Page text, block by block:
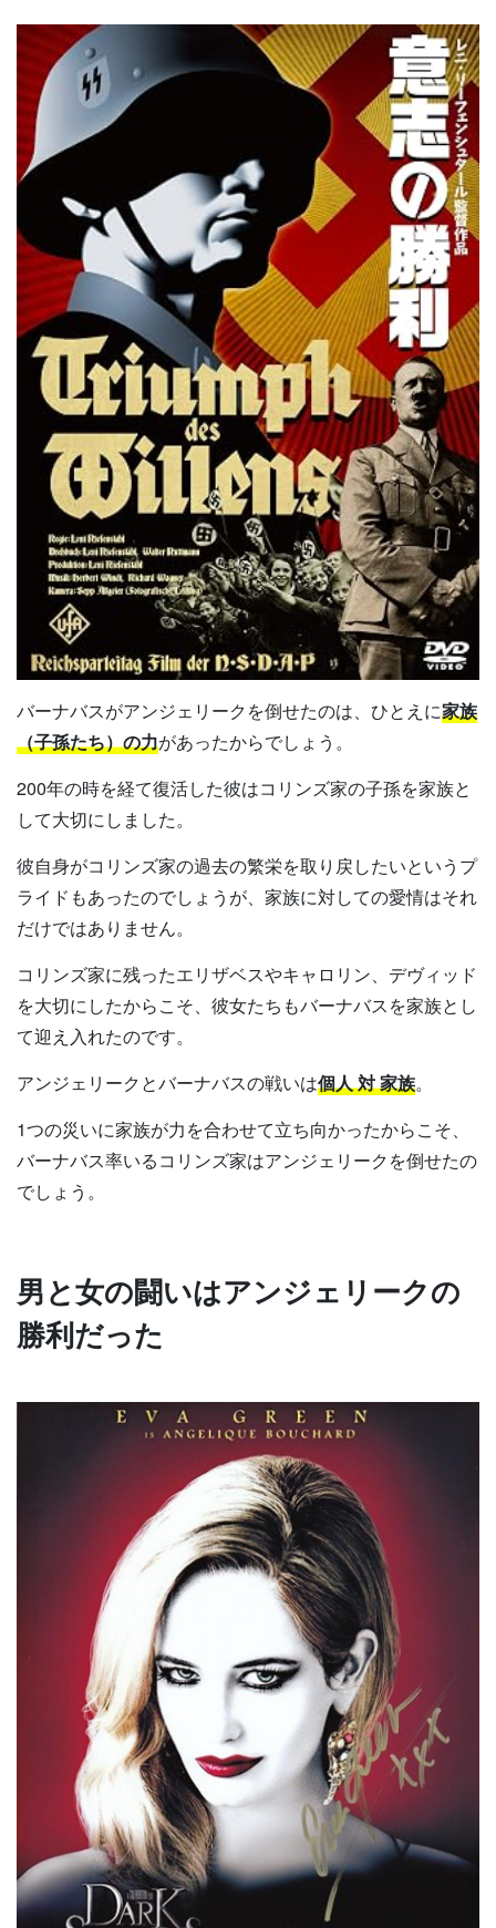
バーナバスがアンジェリークを倒せたのは、ひとえに家族
（子孫たち）の力があったからでしょう。
200年の時を経て復活した彼はコリンズ家の子孫を家族と
して大切にしました。
彼自身がコリンズ家の過去の繁栄を取り戻したいというプ
ライドもあったのでしょうが、家族に対しての愛情はそれ
だけではありません。
コリンズ家に残ったエリザベスやキャロリン、デヴィッド
を大切にしたからこそ、彼女たちもバーナバスを家族とし
て迎え入れたのです。
アンジェリークとバーナバスの戦いは個人 対 家族。
1つの災いに家族が力を合わせて立ち向かったからこそ、
バーナバス率いるコリンズ家はアンジェリークを倒せたの
でしょう。
男と女の闘いはアンジェリークの
勝利だった